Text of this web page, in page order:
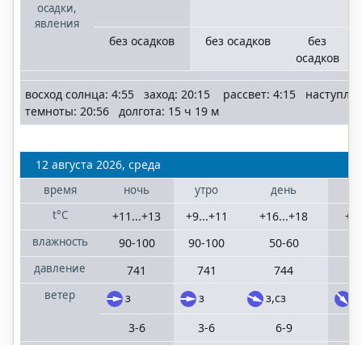
осадки,
явления
без осадков без осадков
без
осадков
восход солнца: 4:55 заход: 20:15 рассвет: 4:15
темноты: 20:56 долгота: 15 ч 19 м
12 августа 2026, среда
время
t°C
влажность
давление
ветер
ночь
+11...+13
90-100
741
з
3-6
утро
+9...+11
90-100
741
з
3-6
день
+16...+18
50-60
744
з,сз
6-9